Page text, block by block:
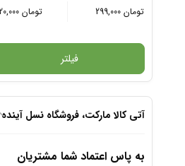
220,000 تومان 299,000 تومان
فیلتر
آتی کالا مارکت، فروشگاه نسل آینده
به پاس اعتماد شما مشتریان